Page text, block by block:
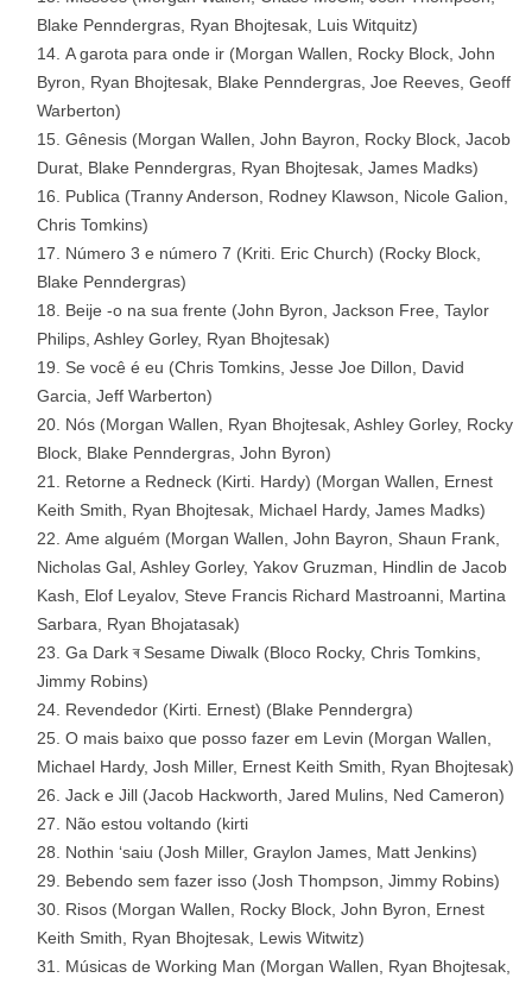
Blake Penndergras, Ryan Bhojtesak, Luis Witquitz)
A garota para onde ir (Morgan Wallen, Rocky Block, John
Byron, Ryan Bhojtesak, Blake Penndergras, Joe Reeves, Geoff
Warberton)
Gênesis (Morgan Wallen, John Bayron, Rocky Block, Jacob
Durat, Blake Penndergras, Ryan Bhojtesak, James Madks)
Publica (Tranny Anderson, Rodney Klawson, Nicole Galion,
Chris Tomkins)
Número 3 e número 7 (Kriti. Eric Church) (Rocky Block,
Blake Penndergras)
Beije -o na sua frente (John Byron, Jackson Free, Taylor
Philips, Ashley Gorley, Ryan Bhojtesak)
Se você é eu (Chris Tomkins, Jesse Joe Dillon, David
Garcia, Jeff Warberton)
Nós (Morgan Wallen, Ryan Bhojtesak, Ashley Gorley, Rocky
Block, Blake Penndergras, John Byron)
Retorne a Redneck (Kirti. Hardy) (Morgan Wallen, Ernest
Keith Smith, Ryan Bhojtesak, Michael Hardy, James Madks)
Ame alguém (Morgan Wallen, John Bayron, Shaun Frank,
Nicholas Gal, Ashley Gorley, Yakov Gruzman, Hindlin de Jacob
Kash, Elof Leyalov, Steve Francis Richard Mastroanni, Martina
Sarbara, Ryan Bhojatasak)
Ga Dark ৰ Sesame Diwalk (Bloco Rocky, Chris Tomkins,
Jimmy Robins)
Revendedor (Kirti. Ernest) (Blake Penndergra)
O mais baixo que posso fazer em Levin (Morgan Wallen,
Michael Hardy, Josh Miller, Ernest Keith Smith, Ryan Bhojtesak)
Jack e Jill (Jacob Hackworth, Jared Mulins, Ned Cameron)
Não estou voltando (kirti
Nothin ‘saiu (Josh Miller, Graylon James, Matt Jenkins)
Bebendo sem fazer isso (Josh Thompson, Jimmy Robins)
Risos (Morgan Wallen, Rocky Block, John Byron, Ernest
Keith Smith, Ryan Bhojtesak, Lewis Witwitz)
Músicas de Working Man (Morgan Wallen, Ryan Bhojtesak,